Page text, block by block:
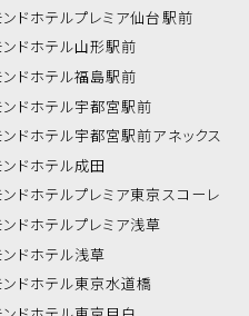
ンドホテルプレミア仙台駅前
ンドホテル山形駅前
ンドホテル福島駅前
ンドホテル宇都宮駅前
ンドホテル宇都宮駅前アネックス
ンドホテル成田
ンドホテルプレミア東京スコーレ
ンドホテルプレミア浅草
ンドホテル浅草
ンドホテル東京水道橋